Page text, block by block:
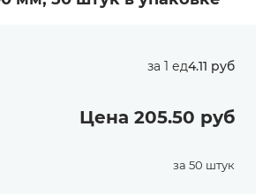
за 1 ед4.11 руб
Цена 205.50 руб
за 50 штук